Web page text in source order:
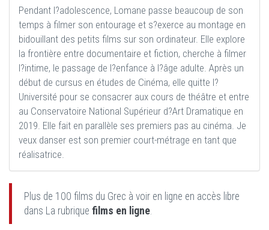
Pendant l?adolescence, Lomane passe beaucoup de son
temps à filmer son entourage et s?exerce au montage en
bidouillant des petits films sur son ordinateur. Elle explore
la frontière entre documentaire et fiction, cherche à filmer
l?intime, le passage de l?enfance à l?âge adulte. Après un
début de cursus en études de Cinéma, elle quitte l?
Université pour se consacrer aux cours de théâtre et entre
au Conservatoire National Supérieur d?Art Dramatique en
2019. Elle fait en parallèle ses premiers pas au cinéma. Je
veux danser est son premier court-métrage en tant que
réalisatrice.
Plus de 100 films du Grec à voir en ligne en accès libre
dans La rubrique films en ligne.